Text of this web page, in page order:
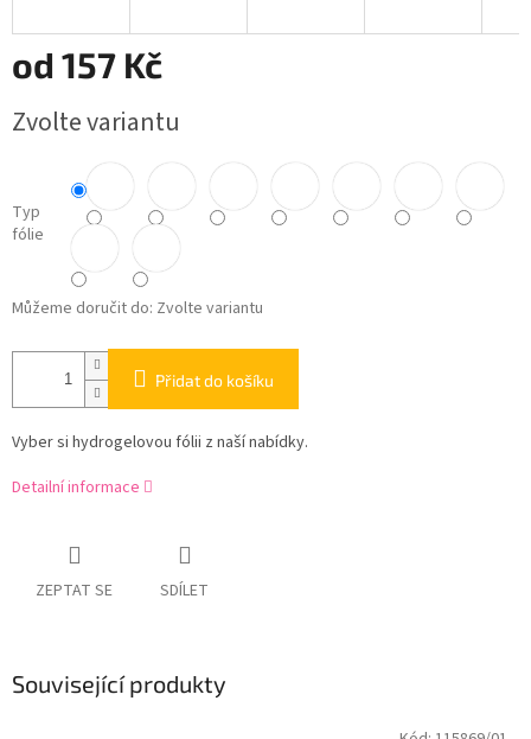
od 157 Kč
cena:
Zvolte variantu
Typ
fólie
Můžeme doručit do: Zvolte variantu
Přidat do košíku
Vyber si hydrogelovou fólii z naší nabídky.
Detailní informace
ZEPTAT SE SDÍLET
Související produkty